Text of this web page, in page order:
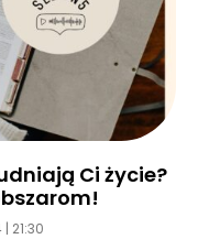
Ci życie?
21:30